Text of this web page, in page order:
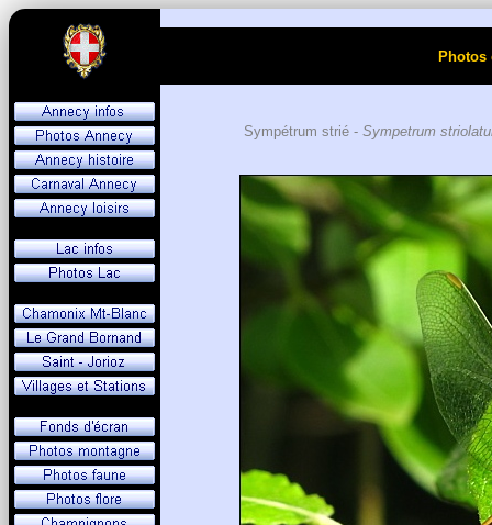
Sympétrum strié - Sympetrum